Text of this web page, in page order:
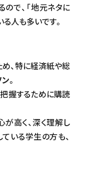
で、「地元ネタに
人も多いです。
、特に経済紙や総
。
握するために購読
高く、深く理解し
いる学生の方も、